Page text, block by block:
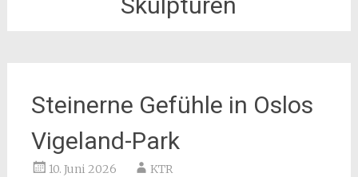
Steinerne Gefühle in Oslos
Vigeland-Park
10. Juni 2026 KTR